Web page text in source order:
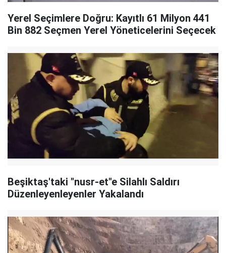
Yerel Seçimlere Doğru: Kayıtlı 61 Milyon 441
Bin 882 Seçmen Yerel Yöneticelerini Seçecek
Beşiktaş'taki "nusr-et"e Silahlı Saldırı
Düzenleyenleyenler Yakalandı